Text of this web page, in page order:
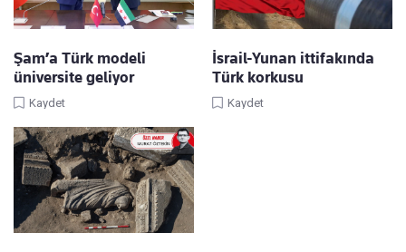
Şam’a Türk modeli
üniversite geliyor
Kaydet
İsrail-Yunan ittifakında
Türk korkusu
Kaydet